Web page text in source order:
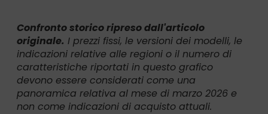
Confronto storico ripreso dall'articolo
originale. I prezzi fissi, le versioni dei modelli, le
indicazioni relative alle regioni o il numero di
caratteristiche riportati in questo grafico
devono essere considerati come una
panoramica relativa al mese di marzo 2026 e
non come indicazioni di acquisto attuali.